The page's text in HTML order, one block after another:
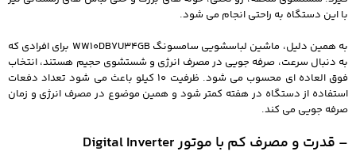
با این دستگاه به راحتی انجام می شود.
به همین دلیل، ماشین لباسشویی سامسونگ WW10DB7U34GB برای افرادی که
به دنبال سرعت، صرفه جویی در مصرف انرژی و شستشوی حجیم هستند، انتخاب
فوق العاده ای محسوب می شود. ظرفیت 10 کیلو باعث می شود تعداد دفعات
استفاده از دستگاه در هفته کمتر شود و همین موضوع در مصرف انرژی و زمان
صرفه جویی می کند.
– قدرت و مصرف کم با موتور Digital Inverter